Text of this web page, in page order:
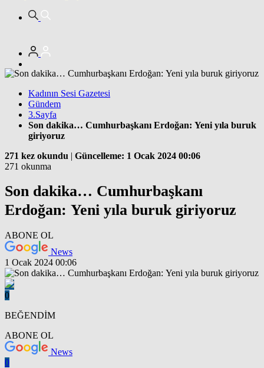
Kadının Sesi Gazetesi
Gündem
3.Sayfa
Son dakika… Cumhurbaşkanı Erdoğan: Yeni yıla buruk
giriyoruz
271 kez okundu | Güncelleme: 1 Ocak 2024 00:06
271 okunma
Son dakika… Cumhurbaşkanı
Erdoğan: Yeni yıla buruk giriyoruz
ABONE OL
News
1 Ocak 2024 00:06
0
BEĞENDİM
ABONE OL
News
0